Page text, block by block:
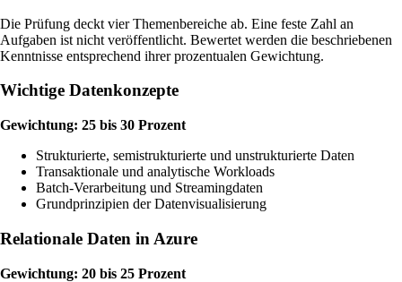
Die Prüfung deckt vier Themenbereiche ab. Eine feste Zahl an
Aufgaben ist nicht veröffentlicht. Bewertet werden die beschriebenen
Kenntnisse entsprechend ihrer prozentualen Gewichtung.
Wichtige Datenkonzepte
Gewichtung: 25 bis 30 Prozent
Strukturierte, semistrukturierte und unstrukturierte Daten
Transaktionale und analytische Workloads
Batch-Verarbeitung und Streamingdaten
Grundprinzipien der Datenvisualisierung
Relationale Daten in Azure
Gewichtung: 20 bis 25 Prozent